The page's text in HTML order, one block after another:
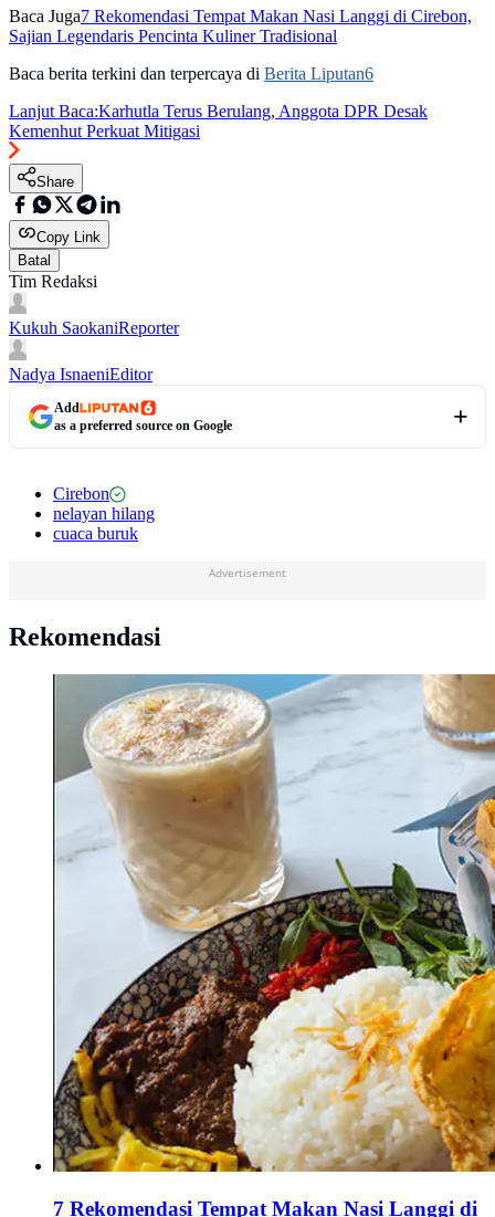
Baca Juga7 Rekomendasi Tempat Makan Nasi Langgi di Cirebon,
Sajian Legendaris Pencinta Kuliner Tradisional
Baca berita terkini dan terpercaya di Berita Liputan6
Lanjut Baca:Karhutla Terus Berulang, Anggota DPR Desak
Kemenhut Perkuat Mitigasi
Share
Copy Link
Batal
Tim Redaksi
Kukuh SaokaniReporter
Nadya IsnaeniEditor
Add
as a preferred source on Google
Cirebon
nelayan hilang
cuaca buruk
Advertisement
Rekomendasi
7 Rekomendasi Tempat Makan Nasi Langgi di